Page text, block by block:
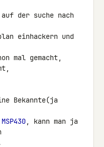
der suche nach
einhackern und
mal gemacht,
Bekannte(ja
MSP430, kann man ja